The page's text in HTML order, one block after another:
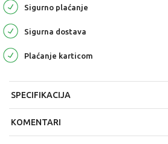
Sigurno plaćanje
Sigurna dostava
Plaćanje karticom
SPECIFIKACIJA
KOMENTARI